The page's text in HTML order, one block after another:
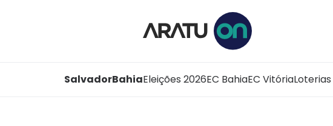
SalvadorBahiaEleições 2026EC BahiaEC VitóriaLoterias